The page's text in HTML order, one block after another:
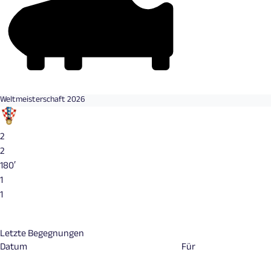
Weltmeisterschaft 2026
2
2
180′
1
1
Letzte Begegnungen
Datum
Für